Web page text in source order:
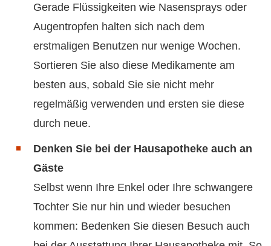
Gerade Flüssigkeiten wie Nasensprays oder
Augentropfen halten sich nach dem
erstmaligen Benutzen nur wenige Wochen.
Sortieren Sie also diese Medikamente am
besten aus, sobald Sie sie nicht mehr
regelmäßig verwenden und ersten sie diese
durch neue.
Denken Sie bei der Hausapotheke auch an
Gäste
Selbst wenn Ihre Enkel oder Ihre schwangere
Tochter Sie nur hin und wieder besuchen
kommen: Bedenken Sie diesen Besuch auch